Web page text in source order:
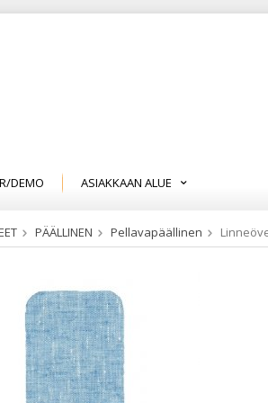
DEMO
ASIAKKAAN ALUE
PÄÄLLINEN Pellavapäällinen